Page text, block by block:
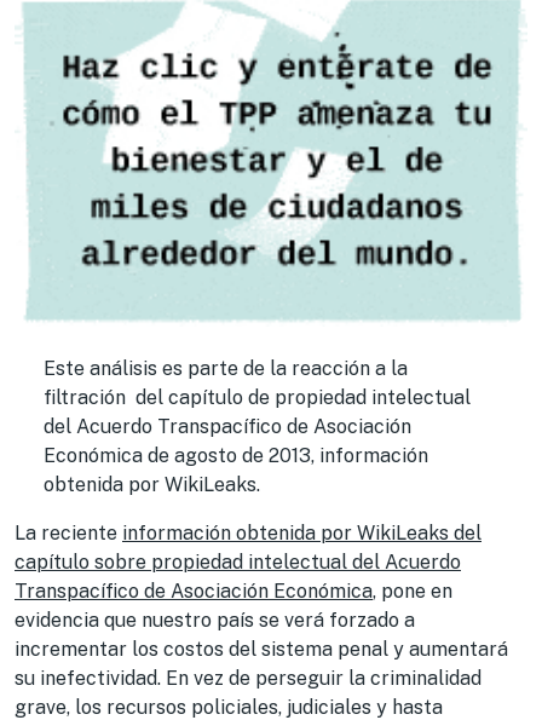
Este análisis es parte de la reacción a la
filtración del capítulo de propiedad intelectual
del Acuerdo Transpacífico de Asociación
Económica de agosto de 2013, información
obtenida por WikiLeaks.
La reciente información obtenida por WikiLeaks del
capítulo sobre propiedad intelectual del Acuerdo
Transpacífico de Asociación Económica, pone en
evidencia que nuestro país se verá forzado a
incrementar los costos del sistema penal y aumentará
su inefectividad. En vez de perseguir la criminalidad
grave, los recursos policiales, judiciales y hasta